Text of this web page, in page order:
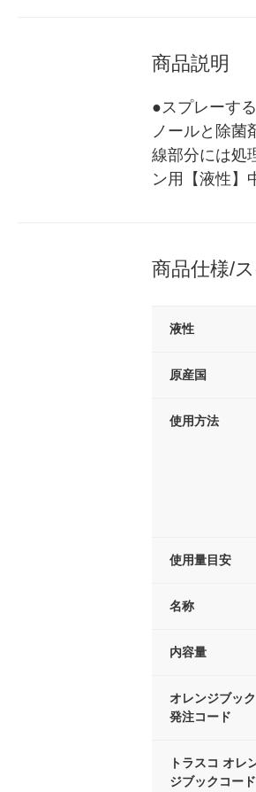
商品説明
●スプレーす
ノールと除菌
線部分には処
ン用【液性】
商品仕様/
液性
原産国
使用方法
使用量目安
名称
内容量
オレンジブック
発注コード
トラスコ オレ
ジブックコード